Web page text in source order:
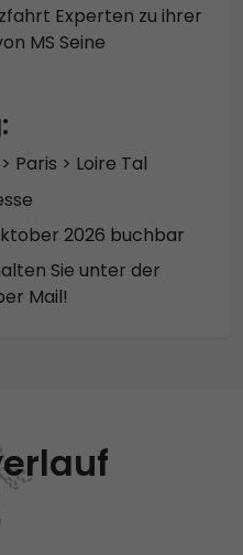
Experten zu ihrer
MS Seine
Paris > Loire Tal
2026 buchbar
Sie unter der
Mail!